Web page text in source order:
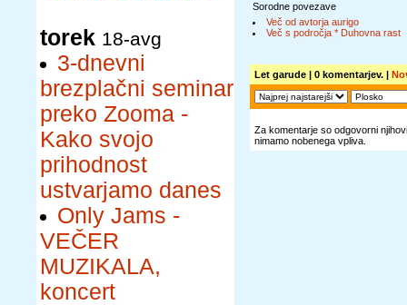
torek 18-avg
3-dnevni
brezplačni seminar
preko Zooma -
Kako svojo
prihodnost
ustvarjamo danes
Only Jams -
VEČER
MUZIKALA,
koncert
Sorodne povezave
Več od avtorja aurigo
Več s področja * Duhovna rast
Let garude | 0 komentarjev. |
Za komentarje so odgovorni
nimamo nobenega vpliva.